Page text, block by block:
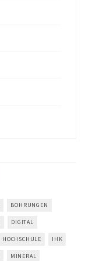
BOHRUNGEN
DIGITAL
HOCHSCHULE IHK
MINERAL